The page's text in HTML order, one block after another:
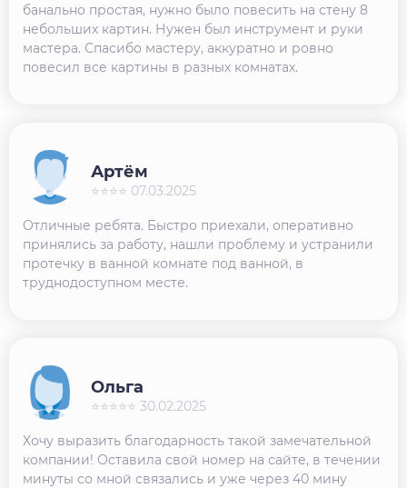
банально простая, нужно было повесить на стену 8
небольших картин. Нужен был инструмент и руки
мастера. Спасибо мастеру, аккуратно и ровно
повесил все картины в разных комнатах.
Отличные ребята. Быстро приехали, оперативно
принялись за работу, нашли проблему и устранили
протечку в ванной комнате под ванной, в
труднодоступном месте.
Артём
⭐⭐⭐⭐ 07.03.2025
Хочу выразить благодарность такой замечательной
компании! Оставила свой номер на сайте, в течении
минуты со мной связались и уже через 40 мину
Ольга
⭐⭐⭐⭐⭐ 30.02.2025